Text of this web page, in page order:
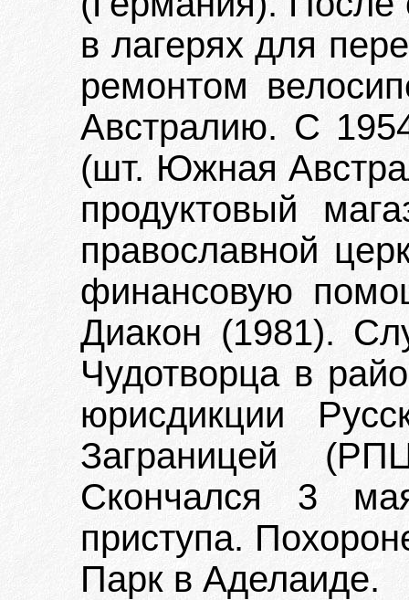
в лагерях для
ремонтом
Австралию. С
(шт. Южная
продуктовый
православной
финансовую
Диакон (1981).
Чудотворца в
юрисдикции
Заграницей
Скончался 3
приступа.
Парк в Аделаиде.